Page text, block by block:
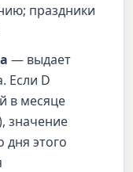
праздники
— выдает
Если D
в месяце
значение
дня этого